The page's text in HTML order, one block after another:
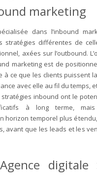
marketing
dans l’inbound
stratégies différentes de
axées sur l’outbound.
marketing est de
à ce que les clients puissent
avec elle au fil du temps,
stratégies inbound ont le
à long terme,
horizon temporel plus
avant que les leads et les
digitale